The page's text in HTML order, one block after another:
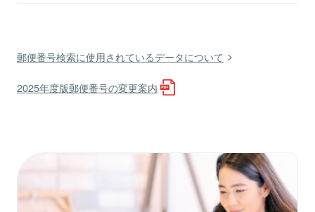
郵便番号検索に使用されているデータについて
2025年度版郵便番号の変更案内